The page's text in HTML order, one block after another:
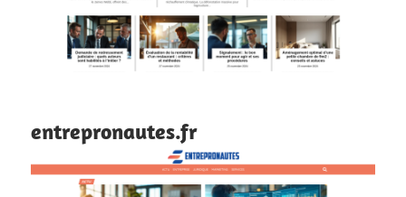
entrepronautes.fr